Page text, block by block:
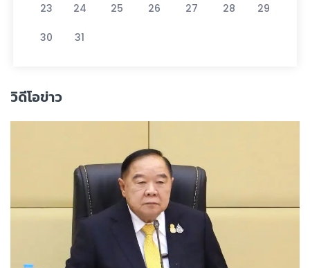
23 24 25 26 27 28 29
30 31
วิดีโอข่าว